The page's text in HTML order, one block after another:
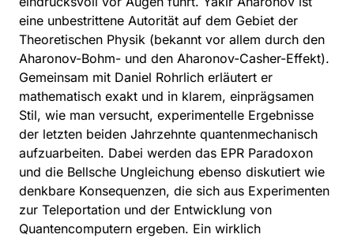
eine unbestrittene Autorität auf dem Gebiet der
Theoretischen Physik (bekannt vor allem durch den
Aharonov-Bohm- und den Aharonov-Casher-Effekt).
Gemeinsam mit Daniel Rohrlich erläutert er
mathematisch exakt und in klarem, einprägsamen
Stil, wie man versucht, experimentelle Ergebnisse
der letzten beiden Jahrzehnte quantenmechanisch
aufzuarbeiten. Dabei werden das EPR Paradoxon
und die Bellsche Ungleichung ebenso diskutiert wie
denkbare Konsequenzen, die sich aus Experimenten
zur Teleportation und der Entwicklung von
Quantencomputern ergeben. Ein wirklich